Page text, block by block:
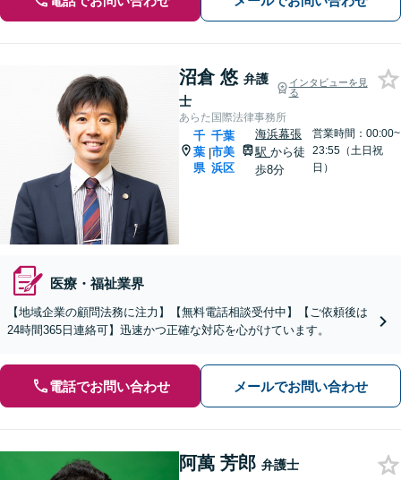
沼倉 悠 弁護
士
インタビューを見
る
あらた国際法律事務所
千
葉
県
|
千葉
市美
浜区
海浜幕張
駅から徒
歩8分
営業時間：00:00~
23:55（土日祝
日）
医療・福祉業界
【地域企業の顧問法務に注力】【無料電話相談受付中】【ご依頼後は
24時間365日連絡可】迅速かつ正確な対応を心がけています。
電話でお問い合わせ メールでお問い合わせ
阿萬 芳郎 弁護士